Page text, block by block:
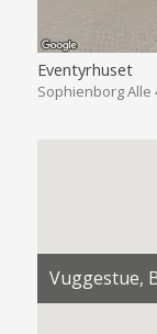
Eventyrhuset
Sophienborg Alle
Vuggestue,